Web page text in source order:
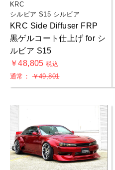
KRC
シルビア S15 シルビア
KRC Side Diffuser FRP
黒ゲルコート仕上げ for シ
ルビア S15
￥48,805税込
通常：￥49,801